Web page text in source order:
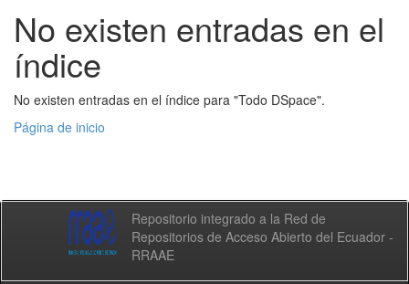
No existen entradas en el
índice
No existen entradas en el índice para "Todo DSpace".
Página de inicio
Repositorio integrado a la Red de
Repositorios de Acceso Abierto del Ecuador -
RRAAE